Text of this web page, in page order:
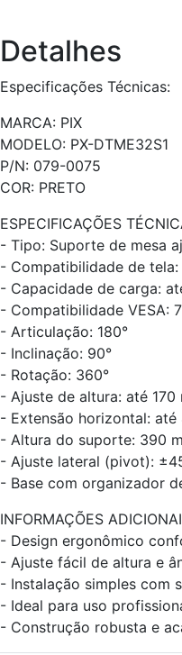
Detalhes
Especificações Técnicas:
MARCA: PIX
MODELO: PX-DTME32S1
P/N: 079-0075
COR: PRETO
ESPECIFICAÇÕES
- Tipo: Suporte de mesa
- Compatibilidade de tela:
- Capacidade de carga:
- Compatibilidade VESA:
- Articulação: 180°
- Inclinação: 90°
- Rotação: 360°
- Ajuste de altura: até 170
- Extensão horizontal: até
- Altura do suporte: 390
- Ajuste lateral (pivot):
- Base com organizador
INFORMAÇÕES
- Design ergonômico
- Ajuste fácil de altura e
- Instalação simples com
- Ideal para uso
- Construção robusta e